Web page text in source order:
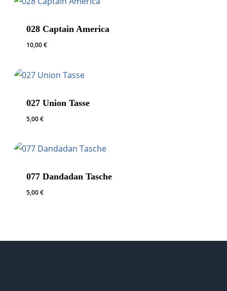
028 Captain America
10,00€
027 Union Tasse
5,00€
077 Dandadan Tasche
5,00€